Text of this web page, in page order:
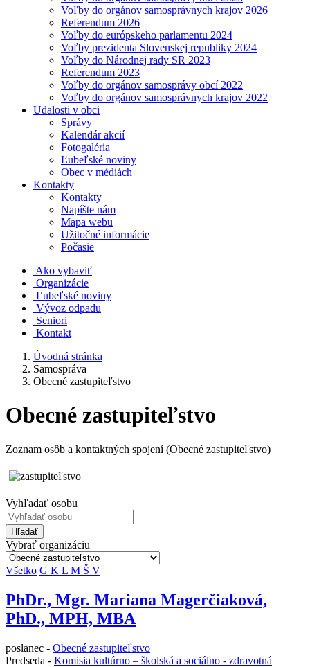
Voľby do orgánov samosprávnych krajov 2026
Referendum 2026
Voľby do európskeho parlamentu 2024
Voľby prezidenta Slovenskej republiky 2024
Voľby do Národnej rady SR 2023
Referendum 2023
Voľby do orgánov samosprávy obcí 2022
Voľby do orgánov samosprávnych krajov 2022
Udalosti v obci
Správy
Kalendár akcií
Fotogaléria
Ľubeľské noviny
Obec v médiách
Kontakty
Kontakty
Napíšte nám
Mapa webu
Užitočné informácie
Počasie
Ako vybaviť
Organizácie
Ľubeľské noviny
Vývoz odpadu
Seniori
Kontakt
Úvodná stránka
Samospráva
Obecné zastupiteľstvo
Obecné zastupiteľstvo
Zoznam osôb a kontaktných spojení (Obecné zastupiteľstvo)
Vyhľadať osobu
Hľadať
Vybrať organizáciu
Všetko G K L M Š V
PhDr., Mgr. Mariana Magerčiaková,
PhD., MPH, MBA
poslanec - Obecné zastupiteľstvo
Predseda - Komisia kultúrno – školská a sociálno - zdravotná